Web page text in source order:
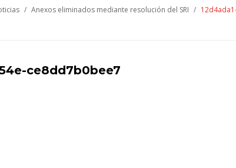
/ Anexos eliminados mediante resolución del SRI /
ce8dd7b0bee7